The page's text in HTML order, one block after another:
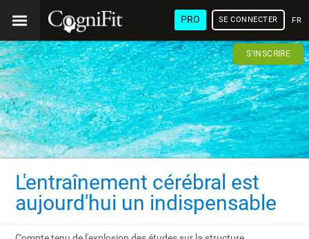
PRO SE CONNECTER
S'INSCRIRE
L'entraînement cérébral est
aujourd'hui un indispensable